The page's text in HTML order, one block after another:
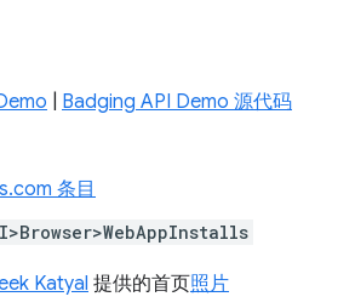
Badging API Demo 源代码
条目
Katyal 提供的首页照片